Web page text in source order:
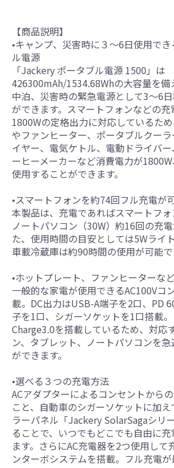
【商品説明】
•キャンプ、災害時に３～6日使用で
ル電源
「Jackery ポータブル電源 1500」は
426300mAh/1534.68Whの大容量を
中泊、災害時の緊急電源として3～6
ができます。スマートフォンなどの充
1800Wの定格出力に対応しているた
やファンヒーター、ポータブルクー
イヤー、電気ケトル、電動ドライバ
ーヒーメーカーなど消費電力が
使用することができます。
•スマートフォンを約74回フル充電が
本製品は、充電であればスマートフォ
ノートパソコン（30W）約16回の充
た、使用時間の目安としては5Wライ
車載冷蔵庫は約90時間の使用が可能で
•ホットプレート、ファンヒーターな
一般的な家電が使用できるAC100Vコ
載。DC出力はUSB-A端子を2口、PD
子を1口、シガーソケットを1口搭載
Charge3.0を搭載しているため、対応
ン、タブレット、ノートパソコンを
ができます。
•選べる３つの充電方法
ACアダプターによるコンセントから
こと、自動車のシガーソケットに加
ラーパネル「Jackery SolarSagaシリ
ることで、いつでもどこでも自由に
ます。さらにAC充電器を2つ使用して
ンターボシステムを搭載。フル充電